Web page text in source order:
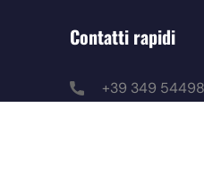
Contatti rapidi
+39 349